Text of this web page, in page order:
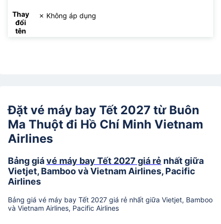
Thay
đổi
tên
✗ Không áp dụng
Đặt vé máy bay Tết 2027 từ Buôn
Ma Thuột đi Hồ Chí Minh Vietnam
Airlines
Bảng giávé máy bay Tết 2027 giá rẻ nhất giữa
Vietjet, Bamboo và Vietnam Airlines, Pacific
Airlines
Bảng giá vé máy bay Tết 2027 giá rẻ nhất giữa Vietjet, Bamboo
và Vietnam Airlines, Pacific Airlines